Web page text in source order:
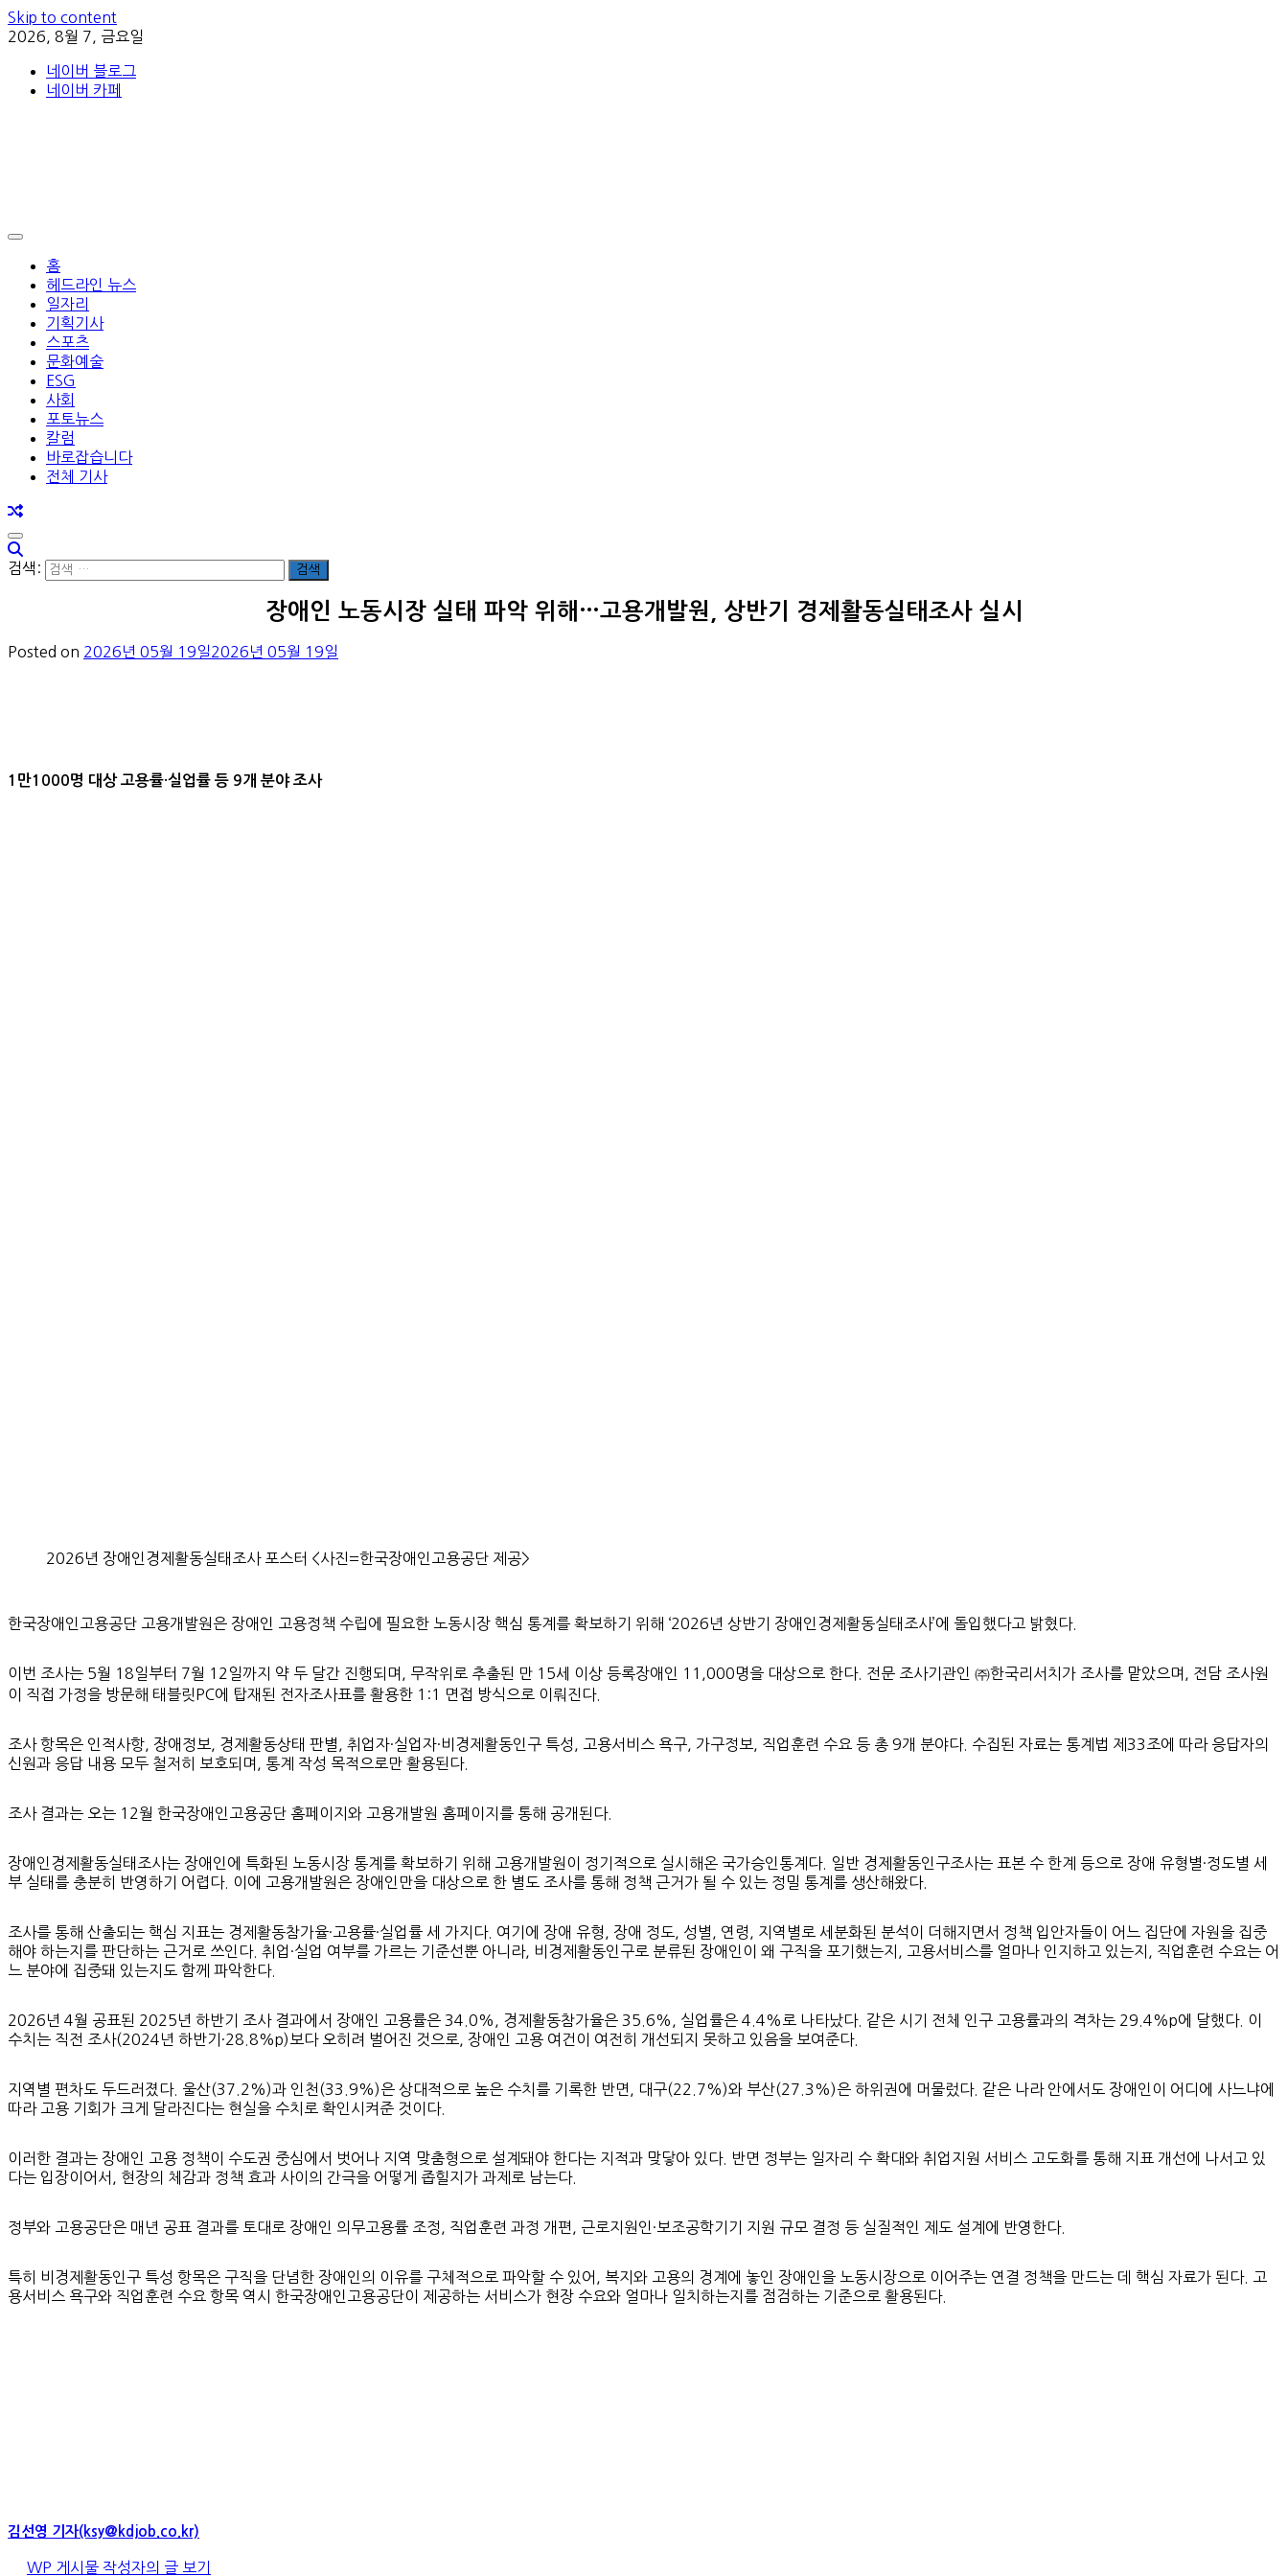
Skip to content
2026, 8월 7, 금요일
네이버 블로그
네이버 카페
홈
헤드라인 뉴스
일자리
기획기사
스포츠
문화예술
ESG
사회
포토뉴스
칼럼
바로잡습니다
전체 기사
검색:
장애인 노동시장 실태 파악 위해…고용개발원, 상반기 경제활동실태조사 실시
Posted on 2026년 05월 19일2026년 05월 19일
1만1000명 대상 고용률·실업률 등 9개 분야 조사
2026년 장애인경제활동실태조사 포스터 <사진=한국장애인고용공단 제공>
한국장애인고용공단 고용개발원은 장애인 고용정책 수립에 필요한 노동시장 핵심 통계를 확보하기 위해 ‘2026년 상반기 장애인경제활동실태조사’에 돌입했다고 밝혔다.
이번 조사는 5월 18일부터 7월 12일까지 약 두 달간 진행되며, 무작위로 추출된 만 15세 이상 등록장애인 11,000명을 대상으로 한다. 전문 조사기관인 ㈜한국리서치가 조사를 맡았으며, 전담 조사원
이 직접 가정을 방문해 태블릿PC에 탑재된 전자조사표를 활용한 1:1 면접 방식으로 이뤄진다.
조사 항목은 인적사항, 장애정보, 경제활동상태 판별, 취업자·실업자·비경제활동인구 특성, 고용서비스 욕구, 가구정보, 직업훈련 수요 등 총 9개 분야다. 수집된 자료는 통계법 제33조에 따라 응답자의
신원과 응답 내용 모두 철저히 보호되며, 통계 작성 목적으로만 활용된다.
조사 결과는 오는 12월 한국장애인고용공단 홈페이지와 고용개발원 홈페이지를 통해 공개된다.
장애인경제활동실태조사는 장애인에 특화된 노동시장 통계를 확보하기 위해 고용개발원이 정기적으로 실시해온 국가승인통계다. 일반 경제활동인구조사는 표본 수 한계 등으로 장애 유형별·정도별 세
부 실태를 충분히 반영하기 어렵다. 이에 고용개발원은 장애인만을 대상으로 한 별도 조사를 통해 정책 근거가 될 수 있는 정밀 통계를 생산해왔다.
조사를 통해 산출되는 핵심 지표는 경제활동참가율·고용률·실업률 세 가지다. 여기에 장애 유형, 장애 정도, 성별, 연령, 지역별로 세분화된 분석이 더해지면서 정책 입안자들이 어느 집단에 자원을 집중
해야 하는지를 판단하는 근거로 쓰인다. 취업·실업 여부를 가르는 기준선뿐 아니라, 비경제활동인구로 분류된 장애인이 왜 구직을 포기했는지, 고용서비스를 얼마나 인지하고 있는지, 직업훈련 수요는 어
느 분야에 집중돼 있는지도 함께 파악한다.
2026년 4월 공표된 2025년 하반기 조사 결과에서 장애인 고용률은 34.0%, 경제활동참가율은 35.6%, 실업률은 4.4%로 나타났다. 같은 시기 전체 인구 고용률과의 격차는 29.4%p에 달했다. 이
수치는 직전 조사(2024년 하반기·28.8%p)보다 오히려 벌어진 것으로, 장애인 고용 여건이 여전히 개선되지 못하고 있음을 보여준다.
지역별 편차도 두드러졌다. 울산(37.2%)과 인천(33.9%)은 상대적으로 높은 수치를 기록한 반면, 대구(22.7%)와 부산(27.3%)은 하위권에 머물렀다. 같은 나라 안에서도 장애인이 어디에 사느냐에
따라 고용 기회가 크게 달라진다는 현실을 수치로 확인시켜준 것이다.
이러한 결과는 장애인 고용 정책이 수도권 중심에서 벗어나 지역 맞춤형으로 설계돼야 한다는 지적과 맞닿아 있다. 반면 정부는 일자리 수 확대와 취업지원 서비스 고도화를 통해 지표 개선에 나서고 있
다는 입장이어서, 현장의 체감과 정책 효과 사이의 간극을 어떻게 좁힐지가 과제로 남는다.
정부와 고용공단은 매년 공표 결과를 토대로 장애인 의무고용률 조정, 직업훈련 과정 개편, 근로지원인·보조공학기기 지원 규모 결정 등 실질적인 제도 설계에 반영한다.
특히 비경제활동인구 특성 항목은 구직을 단념한 장애인의 이유를 구체적으로 파악할 수 있어, 복지와 고용의 경계에 놓인 장애인을 노동시장으로 이어주는 연결 정책을 만드는 데 핵심 자료가 된다. 고
용서비스 욕구와 직업훈련 수요 항목 역시 한국장애인고용공단이 제공하는 서비스가 현장 수요와 얼마나 일치하는지를 점검하는 기준으로 활용된다.
김선영 기자(ksy@kdjob.co.kr)
WP 게시물 작성자의 글 보기